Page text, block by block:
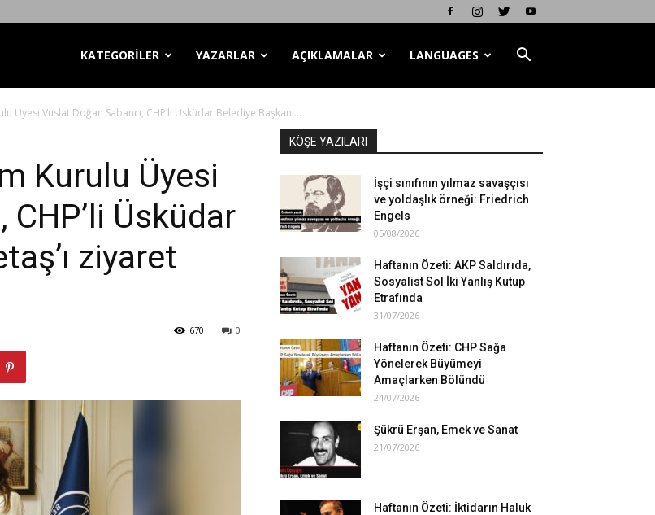
KATEGORİLER YAZARLAR AÇIKLAMALAR LANGUAGES
Üyesi Vuslat Doğan Sabancı, CHP’li Üsküdar Belediye Başkanı...
Kurulu Üyesi
CHP’li Üsküdar
ziyaret
0
670
KÖŞE YAZILARI
İşçi sınıfının yılmaz savaşçısı
ve yoldaşlık örneği: Friedrich
Engels
05/08/2026
Haftanın Özeti: AKP Saldırıda,
Sosyalist Sol İki Yanlış Kutup
Etrafında
31/07/2026
Haftanın Özeti: CHP Sağa
Yönelerek Büyümeyi
Amaçlarken Bölündü
24/07/2026
Şükrü Erşan, Emek ve Sanat
21/07/2026
Haftanın Özeti: İktidarın Haluk